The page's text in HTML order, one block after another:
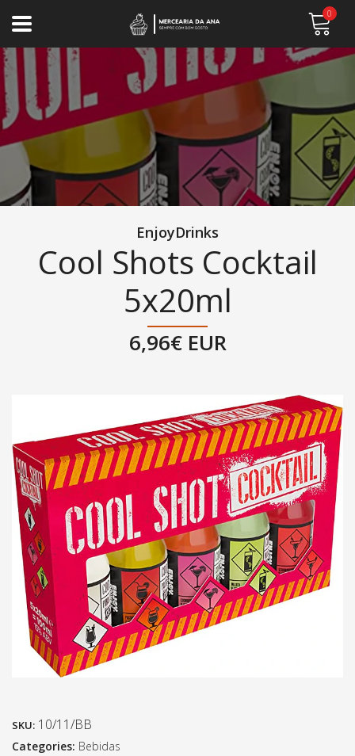
0
EnjoyDrinks
Cool Shots Cocktail
5x20ml
6,96€ EUR
SKU: 10/11/BB
Categories: Bebidas